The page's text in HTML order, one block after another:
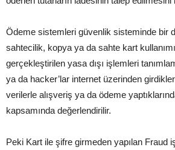
Ödeme sistemleri güvenlik sisteminde bir
sahtecilik, kopya ya da sahte kart
gerçekleştirilen yasa dışı işlemleri
ya da hacker’lar internet üzerinden
verilerle alışveriş ya da ödeme
kapsamında değerlendirilir.
Peki Kart ile şifre girmeden yapılan Fraud